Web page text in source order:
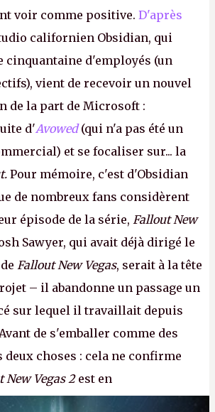
voir comme positive. D'après
californien Obsidian, qui
cinquantaine d'employés (un
vient de recevoir un nouvel
de la part de Microsoft :
d'Avowed(qui n'a pas été un
et se focaliser sur... la
Pour mémoire, c'est d'Obsidian
de nombreux fans considèrent
épisode de la série, Fallout New
Sawyer, qui avait déjà dirigé le
Fallout New Vegas, serait à la tête
– il abandonne un passage un
sur lequel il travaillait depuis
de s'emballer comme des
choses : cela ne confirme
New Vegas 2est en
ce que l'on sait, ils bossent